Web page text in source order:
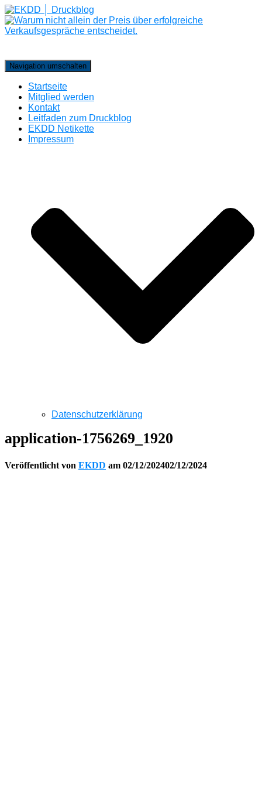
Navigation umschalten
Startseite
Mitglied werden
Kontakt
Leitfaden zum Druckblog
EKDD Netikette
Impressum
Datenschutzerklärung
application-1756269_1920
Veröffentlicht von EKDD am 02/12/202402/12/2024